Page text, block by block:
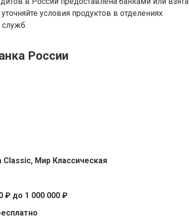
условия продуктов в отделениях
России
Мир Классическая
₽ до 1 000 000 ₽